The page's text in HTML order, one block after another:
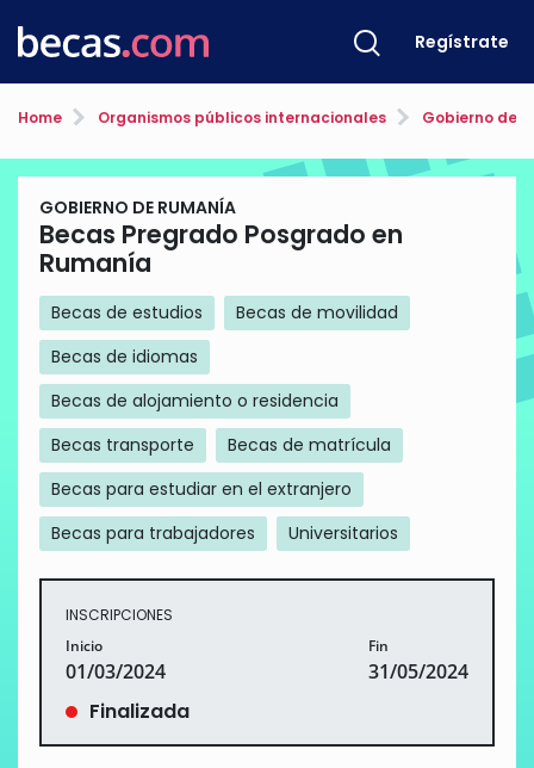
Regístrate
Home Organismos públicos internacionales Gobierno de
GOBIERNO DE RUMANÍA
Becas Pregrado Posgrado en
Rumanía
Becas de estudios
Becas de movilidad
Becas de idiomas
Becas de alojamiento o residencia
Becas transporte
Becas de matrícula
Becas para estudiar en el extranjero
Becas para trabajadores
Universitarios
INSCRIPCIONES
Inicio
01/03/2024
Fin
31/05/2024
Finalizada